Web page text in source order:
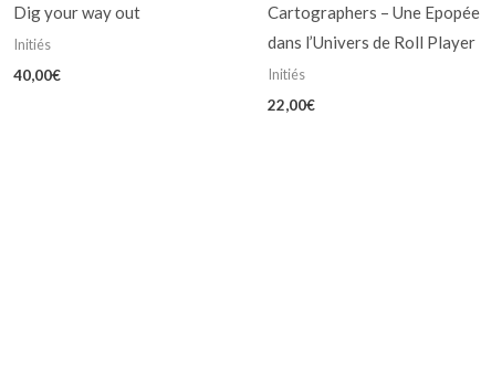
Dig your way out
Initiés
40,00€
Cartographers – Une Epopée
dans l’Univers de Roll Player
Initiés
22,00€